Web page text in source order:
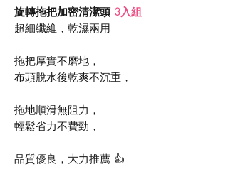
旋轉拖把加密清潔頭 3入組
超細纖維，乾濕兩用
拖把厚實不磨地，
布頭脫水後乾爽不沉重，
拖地順滑無阻力，
輕鬆省力不費勁，
品質優良，大力推薦 👍